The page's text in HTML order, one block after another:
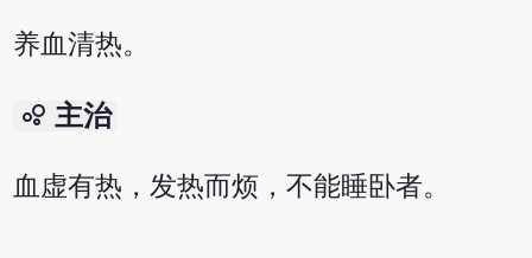
养血清热。
bubble_chart 主治
血虚有热，发热而烦，不能睡卧者。